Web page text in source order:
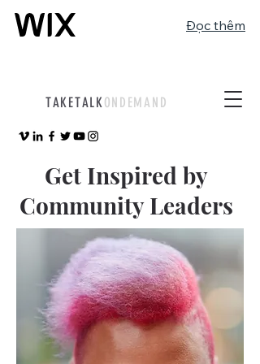
Đọc thêm